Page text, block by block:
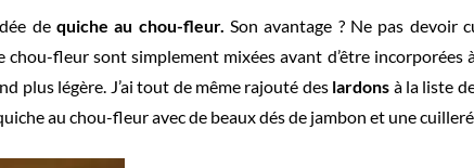
de quiche au chou-fleur. Son avantage ? Ne pas devoir
fleur sont simplement mixées avant d’être incorporées
plus légère. J’ai tout de même rajouté des lardons à la liste
au chou-fleur avec de beaux dés de jambon et une